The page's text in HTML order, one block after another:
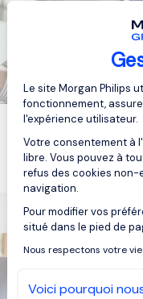
Plateforme
Le site Morgan Philips
fonctionnement,
l'expérience utilisateur.
Votre consentement à
libre. Vous pouvez à
refus des cookies non-
navigation.
Pour modifier vos
situé dans le pied de
Nous respectons votre
Voici pourquoi
Études des
Étude des TJM